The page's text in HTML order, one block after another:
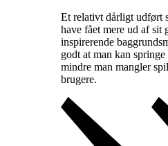
Et relativt dårligt udført
have fået mere ud af sit
inspirerende
godt at man kan springe
mindre man mangler
brugere.